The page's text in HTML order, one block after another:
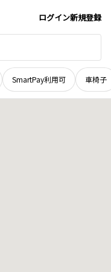
ログイン新規登録
SmartPay利用可 車椅子
地域選択で探す